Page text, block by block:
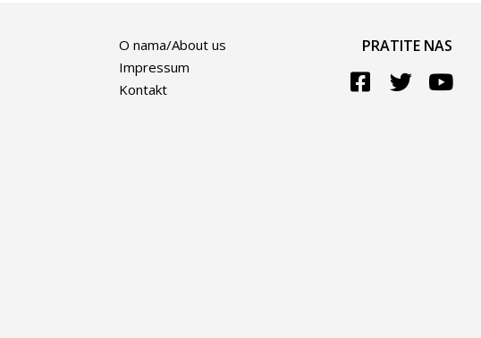
O nama/About us
Impressum
Kontakt
PRATITE NAS